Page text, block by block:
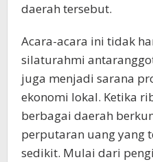
daerah tersebut.
Acara-acara ini tidak
silaturahmi
juga menjadi sarana
ekonomi lokal. Ketika
berbagai daerah
perputaran uang yang
sedikit. Mulai dari